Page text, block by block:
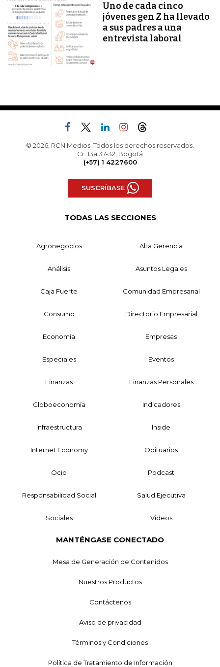
Uno de cada cinco
jóvenes gen Z ha llevado
a sus padres a una
entrevista laboral
© 2026, RCN Medios. Todos los derechos reservados.
Cr. 13a 37-32, Bogotá
(+57) 1 4227600
SUSCRÍBASE
TODAS LAS SECCIONES
Agronegocios Alta Gerencia
Análisis Asuntos Legales
Caja Fuerte Comunidad Empresarial
Consumo Directorio Empresarial
Economía Empresas
Especiales Eventos
Finanzas Finanzas Personales
Globoeconomía Indicadores
Infraestructura Inside
Internet Economy Obituarios
Ocio Podcast
Responsabilidad Social Salud Ejecutiva
Sociales Videos
MANTÉNGASE CONECTADO
Mesa de Generación de Contenidos
Nuestros Productos
Contáctenos
Aviso de privacidad
Términos y Condiciones
Política de Tratamiento de Información